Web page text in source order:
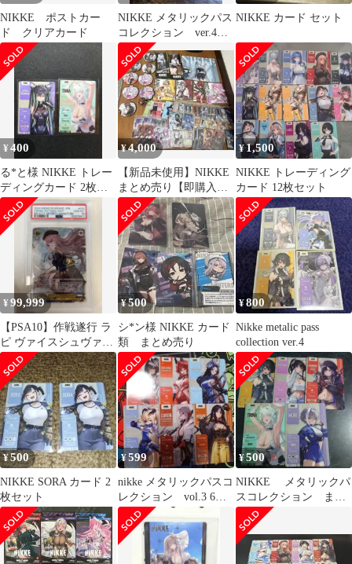
NIKKE ポストカー
ド クリアカード
NIKKE メタリックパス
コレクション ver.4
ソラ
NIKKE カード セット
¥400
る*と様 NIKKE トレー
ディングカード 2枚セ
ット
¥4,000
【新品未使用】NIKKE
まとめ売り【即購入
可】
¥1,500
NIKKE トレーディング
カード 12枚セット
¥99,999
【PSA10】作戦遂行 ラ
ピ ヴァイスシュヴァル
ツ sec+ サイン
¥500
シ*ン様 NIKKE カード
類 まとめ売り
¥800
Nikke metalic pass
collection ver.4
¥500
NIKKE SORA カード 2
枚セット
¥599
nikke メタリックパスコ
レクション vol.3 6枚
セット
¥500
NIKKE メタリックパ
スコレクション まと
め まとめ売り